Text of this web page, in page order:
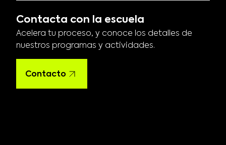
Contacta con la escuela
Acelera tu proceso, y conoce los detalles de
nuestros programas y actividades.
Contacto